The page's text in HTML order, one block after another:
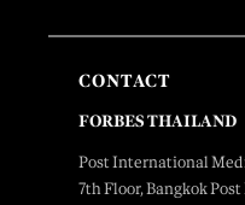
CONTACT
FORBES THAILAND
Post International
7th Floor, Bangkok